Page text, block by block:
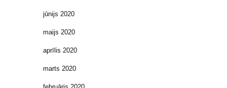
jūnijs 2020
maijs 2020
aprīlis 2020
marts 2020